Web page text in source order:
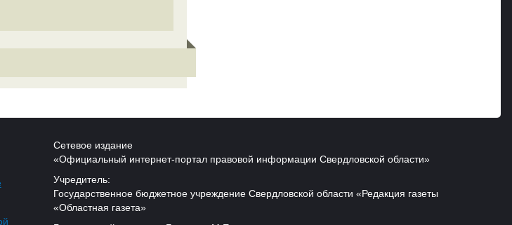
Сетевое издание
«Официальный интернет-портал правовой информации Свердловской области»
Учредитель:
Государственное бюджетное учреждение Свердловской области «Редакция газеты
«Областная газета»